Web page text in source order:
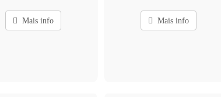
Mais info Mais info